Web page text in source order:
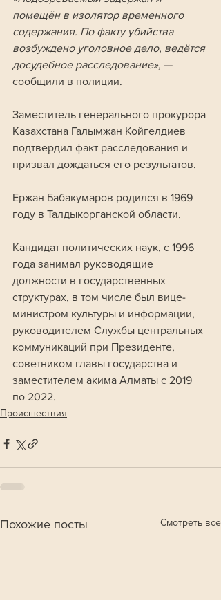
помещён в изолятор временного
содержания. По факту убийства
возбуждено уголовное дело, ведётся
досудебное расследование», —
сообщили в полиции.
Заместитель генерального прокурора
Казахстана Галымжан Койгелдиев
подтвердил факт расследования и
призвал дождаться его результатов.
Ержан Бабакумаров родился в 1969
году в Талдыкорганской области.
Кандидат политических наук, с 1996
года занимал руководящие
должности в государственных
структурах, в том числе был вице-
министром культуры и информации,
руководителем Службы центральных
коммуникаций при Президенте,
советником главы государства и
заместителем акима Алматы с 2019
по 2022.
Происшествия
Похожие посты Смотреть все